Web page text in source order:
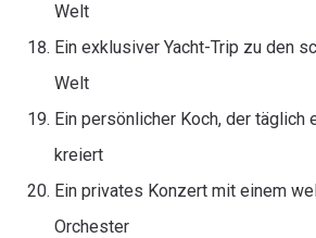
Welt
Ein exklusiver Yacht-Trip zu den
Welt
Ein persönlicher Koch, der täglich
kreiert
Ein privates Konzert mit einem
Orchester